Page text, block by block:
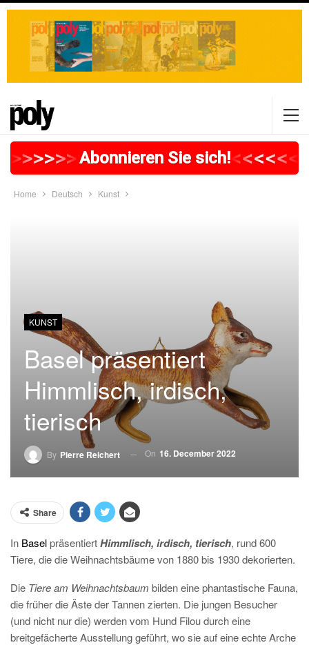
>>>>>>>>>>>>>>>>>
Abonnieren Sie sich!<<<<<<
Home Deutsch Kunst
KUNST
Basel präsentiert
Himmlisch, irdisch,
tierisch
By Pierre Reichert On 16. December 2022
Share
In BaselpräsentiertHimmlisch, irdisch, tierisch, rund 600
Tiere, die die Weihnachtsbäume von 1880 bis 1930 dekorierten.
Die Tiere am Weihnachtsbaum bilden eine phantastische Fauna,
die früher die Äste der Tannen zierten. Die jungen Besucher
(und nicht nur die) werden vom Hund Filou durch eine
breitgefächerte Ausstellung geführt, wo sie auf eine echte Arche